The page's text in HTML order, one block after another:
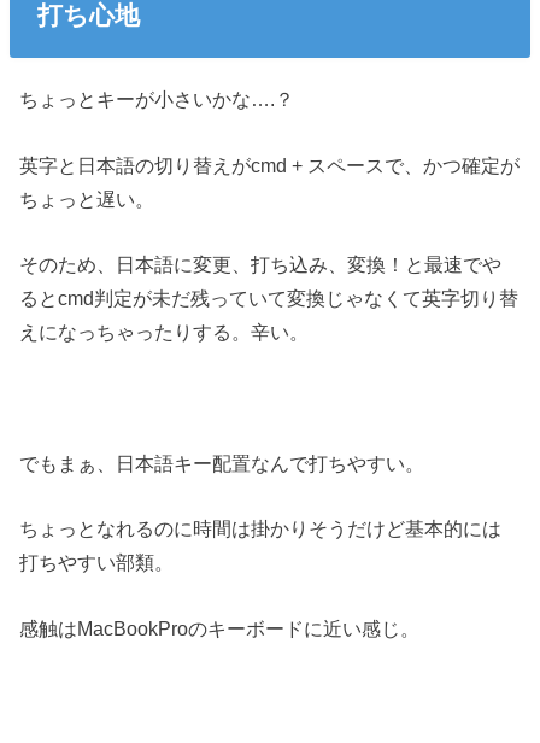
打ち心地
ちょっとキーが小さいかな….？
英字と日本語の切り替えがcmd + スペースで、かつ確定が
ちょっと遅い。
そのため、日本語に変更、打ち込み、変換！と最速でや
るとcmd判定が未だ残っていて変換じゃなくて英字切り替
えになっちゃったりする。辛い。
でもまぁ、日本語キー配置なんで打ちやすい。
ちょっとなれるのに時間は掛かりそうだけど基本的には
打ちやすい部類。
感触はMacBookProのキーボードに近い感じ。